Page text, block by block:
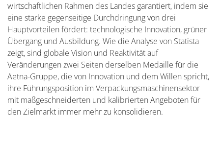
wirtschaftlichen Rahmen des Landes garantiert, indem sie
eine starke gegenseitige Durchdringung von drei
Hauptvorteilen fördert: technologische Innovation, grüner
Übergang und Ausbildung. Wie die Analyse von Statista
zeigt, sind globale Vision und Reaktivität auf
Veränderungen zwei Seiten derselben Medaille für die
Aetna-Gruppe, die von Innovation und dem Willen spricht,
ihre Führungsposition im Verpackungsmaschinensektor
mit maßgeschneiderten und kalibrierten Angeboten für
den Zielmarkt immer mehr zu konsolidieren.